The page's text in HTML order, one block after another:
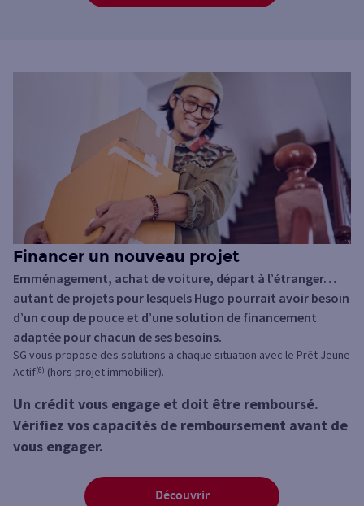
Financer un nouveau projet
Emménagement, achat de voiture, départ à l’étranger…
autant de projets pour lesquels Hugo pourrait avoir besoin
d’un coup de pouce et d’une solution de financement
adaptée pour chacun de ses besoins.
SG vous propose des solutions à chaque situation avec le Prêt Jeune
Actif(6) (hors projet immobilier).
Un crédit vous engage et doit être remboursé.
Vérifiez vos capacités de remboursement avant de
vous engager.
Découvrir